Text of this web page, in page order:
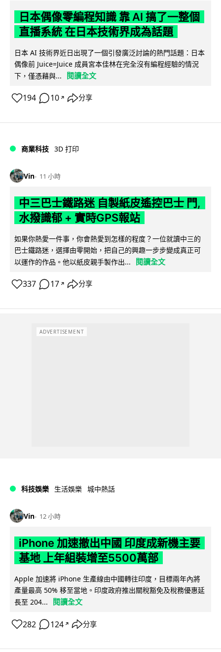
日本偶像零編程知識 靠 AI 搞了一整個
直播系統 在日本技術界成為話題
日本 AI 技術界近日出現了一個引發廣泛討論的熱門話題：日本
偶像前 Juice=Juice 成員宮本佳林在完全沒有編程經驗的情況
下，僅憑藉與...
閱讀全文
194 10 ↗ 分享
商業科技 3D 打印
Vin 11 小時
中三巴士鐵路迷 自製紙皮遙控巴士 門,
水撥識郁 + 實時GPS報站
如果你熱愛一件事，你會熱愛到怎樣的程度？一位就讀中三的
巴士鐵路迷，選擇由零開始，把自己的興趣一步步變成真正可
以運作的作品。他以紙皮親手製作出...
閱讀全文
337 17 ↗ 分享
ADVERTISEMENT
科技娛樂 生活娛樂 城中熱話
Vin 12 小時
iPhone 加速撤出中國 印度成新機主要
基地 上年組裝增至5500萬部
Apple 加速將 iPhone 生產線由中國轉往印度，目標兩年內將
產量最高 50% 移至當地。印度政府推出關稅豁免及稅務優惠延
長至 204...
閱讀全文
282 124 ↗ 分享